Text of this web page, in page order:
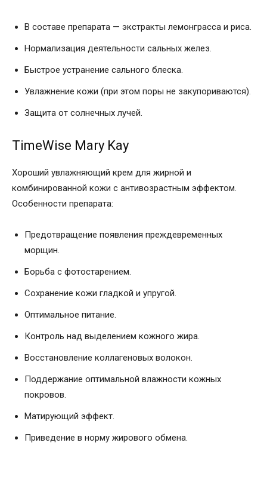
В составе препарата — экстракты лемонграсса и риса.
Нормализация деятельности сальных желез.
Быстрое устранение сального блеска.
Увлажнение кожи (при этом поры не закупориваются).
Защита от солнечных лучей.
TimeWise Mary Kay
Хороший увлажняющий крем для жирной и
комбинированной кожи с антивозрастным эффектом.
Особенности препарата:
Предотвращение появления преждевременных
морщин.
Борьба с фотостарением.
Сохранение кожи гладкой и упругой.
Оптимальное питание.
Контроль над выделением кожного жира.
Восстановление коллагеновых волокон.
Поддержание оптимальной влажности кожных
покровов.
Матирующий эффект.
Приведение в норму жирового обмена.